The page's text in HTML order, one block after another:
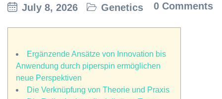
July 8, 2026 Genetics 0 Comments
Ergänzende Ansätze von Innovation bis
Anwendung durch piperspin ermöglichen
neue Perspektiven
Die Verknüpfung von Theorie und Praxis